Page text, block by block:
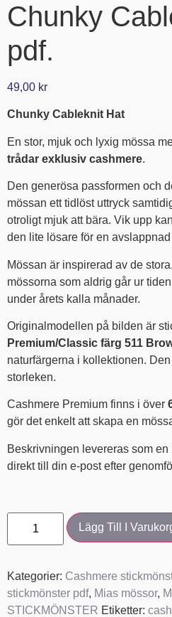
Chunky
pdf.
49,00 kr
Chunky Cableknit Hat
En stor, mjuk och lyxig mössa
trådar exklusiv cashmere.
Den generösa passformen och
mössan ett tidlöst uttryck
otroligt mjuk att bära. Vik upp
den lite lösare för en
Mössan är inspirerad av de
mössorna som aldrig går ur
under årets kalla månader.
Originalmodellen på bilden är
Premium/Classic färg 511
naturfärgerna i kollektionen.
storleken.
Cashmere Premium finns i över
gör det enkelt att skapa en
Beskrivningen levereras som en
direkt till din e-post efter
Lägg Till I
Kategorier: Cashmere
stickmönster pdf, Mias mössor,
STICKMÖNSTER Etiketter: